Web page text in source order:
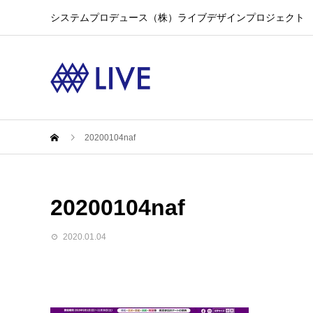
システムプロデュース（株）ライブデザインプロジェクト
20200104naf
20200104naf
2020.01.04